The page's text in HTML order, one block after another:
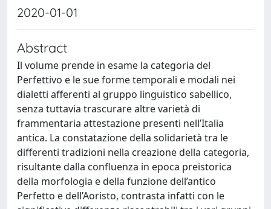
2020-01-01
Abstract
Il volume prende in esame la categoria del
Perfettivo e le sue forme temporali e modali nei
dialetti afferenti al gruppo linguistico sabellico,
senza tuttavia trascurare altre varietà di
frammentaria attestazione presenti nell’Italia
antica. La constatazione della solidarietà tra le
differenti tradizioni nella creazione della categoria,
risultante dalla confluenza in epoca preistorica
della morfologia e della funzione dell’antico
Perfetto e dell’Aoristo, contrasta infatti con le